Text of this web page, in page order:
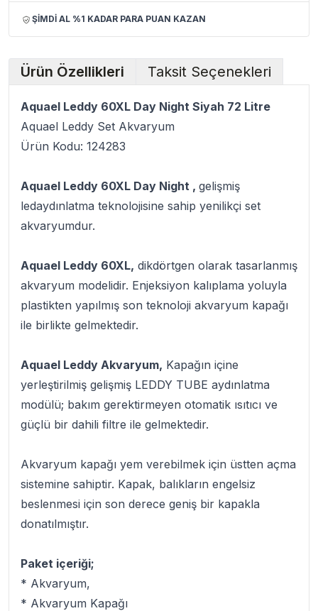
ŞİMDİ AL %1 KADAR PARA PUAN KAZAN
Ürün Özellikleri Taksit Seçenekleri
Aquael Leddy 60XL Day Night Siyah 72 Litre
Aquael Leddy Set Akvaryum
Ürün Kodu: 124283
Aquael Leddy 60XL Day Night , gelişmiş
ledaydınlatma teknolojisine sahip yenilikçi set
akvaryumdur.
Aquael Leddy 60XL, dikdörtgen olarak tasarlanmış
akvaryum modelidir. Enjeksiyon kalıplama yoluyla
plastikten yapılmış son teknoloji akvaryum kapağı
ile birlikte gelmektedir.
Aquael Leddy Akvaryum, Kapağın içine
yerleştirilmiş gelişmiş LEDDY TUBE aydınlatma
modülü; bakım gerektirmeyen otomatik ısıtıcı ve
güçlü bir dahili filtre ile gelmektedir.
Akvaryum kapağı yem verebilmek için üstten açma
sistemine sahiptir. Kapak, balıkların engelsiz
beslenmesi için son derece geniş bir kapakla
donatılmıştır.
Paket içeriği;
* Akvaryum,
* Akvaryum Kapağı